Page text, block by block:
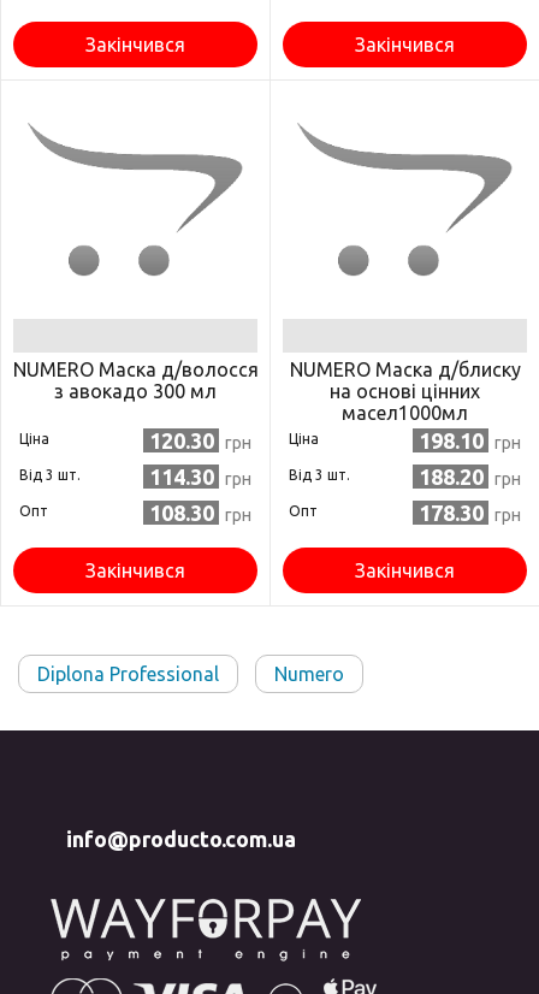
Закінчився Закінчився
NUMERO Маска д/волосся
з авокадо 300 мл
Ціна 120.30 грн
Від 3 шт. 114.30 грн
Опт 108.30 грн
Закінчився
NUMERO Маска д/блиску
на основі цінних
масел1000мл
Ціна 198.10 грн
Від 3 шт. 188.20 грн
Опт 178.30 грн
Закінчився
Diplona Professional Numero
info@producto.com.ua